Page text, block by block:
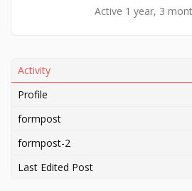
Active 1 year, 3
Activity
Profile
formpost
formpost-2
Last Edited Post